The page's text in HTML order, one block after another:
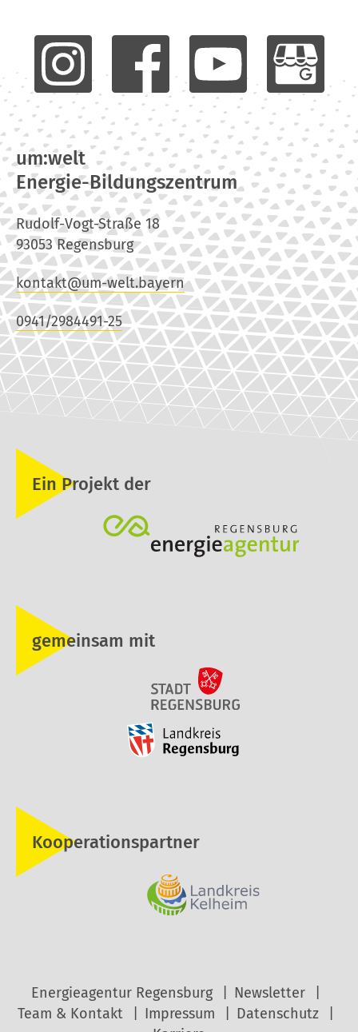
um:welt
Energie-Bildungszentrum
Rudolf-Vogt-Straße 18
93053 Regensburg
kontakt@um-welt.bayern
0941/2984491-25
Ein Projekt der
gemeinsam mit
Kooperationspartner
Energieagentur Regensburg
Newsletter
Team & Kontakt
Impressum
Datenschutz